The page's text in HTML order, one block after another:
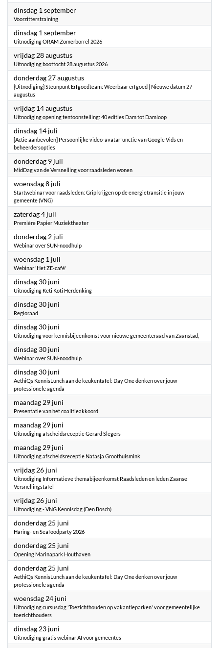
dinsdag 1 september2026
Voorzitterstraining
dinsdag 1 september2026
Uitnodiging ORAM Zomerborrel 2026
vrijdag 28 augustus2026
Uitnodiging boottocht 28 augustus 2026
donderdag 27 augustus2026
{Uitnodiging} Steunpunt Erfgoedteam: Weerbaar erfgoed | Nieuwe datum 27
augustus
vrijdag 14 augustus2026
Uitnodiging opening tentoonstelling: 40 edities Dam tot Damloop
dinsdag 14 juli
[Actie aanbevolen] Persoonlijke video-avatarfunctie van Google Vids en
beheerdersopties
donderdag 9 juli
MidDag van de Versnelling voor raadsleden wonen
woensdag 8 juli
Startwebinar voor raadsleden: Grip krijgen op de energietransitie in jouw
gemeente (VNG)
zaterdag 4 juli
Première Papier Muziektheater
donderdag 2 juli
Webinar over SUN-noodhulp
woensdag 1 juli
Webinar 'Het ZE-café'
dinsdag 30 juni
Uitnodiging Keti Koti Herdenking
dinsdag 30 juni
Regioraad
dinsdag 30 juni
Uitnodiging voor kennisbijeenkomst voor nieuwe gemeenteraad van Zaanstad,
dinsdag 30 juni
Webinar over SUN-noodhulp
dinsdag 30 juni
AethiQs KennisLunch aan de keukentafel: Day One denken over jouw
professionele agenda
maandag 29 juni
Presentatie van het coalitieakkoord
maandag 29 juni
Uitnodiging afscheidsreceptie Gerard Slegers
maandag 29 juni
Uitnodiging afscheidsreceptie Natasja Groothuismink
vrijdag 26 juni
Uitnodiging Informatieve themabijeenkomst Raadsleden en leden Zaanse
Versnellingstafel
vrijdag 26 juni
Uitnodiging - VNG Kennisdag (Den Bosch)
donderdag 25 juni
Haring- en Seafoodparty 2026
donderdag 25 juni
Opening Marinapark Houthaven
donderdag 25 juni
AethiQs KennisLunch aan de keukentafel: Day One denken over jouw
professionele agenda
woensdag 24 juni
Uitnodiging cursusdag 'Toezichthouden op vakantieparken' voor gemeentelijke
toezichthouders
dinsdag 23 juni
Uitnodiging gratis webinar AI voor gemeentes